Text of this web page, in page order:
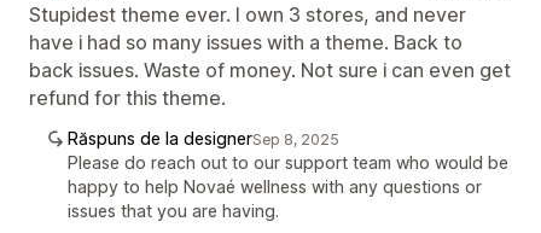
Stupidest theme ever. I own 3 stores, and never
have i had so many issues with a theme. Back to
back issues. Waste of money. Not sure i can even get
refund for this theme.
Răspuns de la designerSep 8, 2025
Please do reach out to our support team who would be
happy to help Novaé wellness with any questions or
issues that you are having.